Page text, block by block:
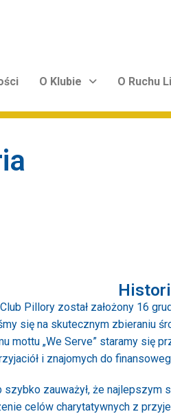
O Klubie O Ruchu
Pillory został założony 16
się na skutecznym zbieraniu
mottu „We Serve” staramy się
i znajomych do
szybko zauważył, że
celów charytatywnych z